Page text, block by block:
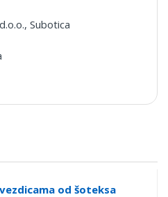
Subotica
od šoteksa